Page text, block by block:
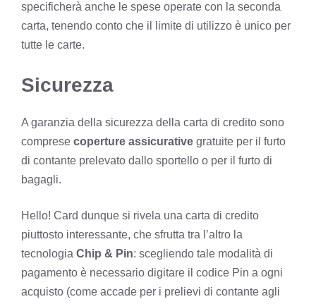
specificherà anche le spese operate con la seconda
carta, tenendo conto che il limite di utilizzo è unico per
tutte le carte.
Sicurezza
A garanzia della sicurezza della carta di credito sono
comprese coperture assicurative gratuite per il furto
di contante prelevato dallo sportello o per il furto di
bagagli.
Hello! Card dunque si rivela una carta di credito
piuttosto interessante, che sfrutta tra l’altro la
tecnologia Chip & Pin: scegliendo tale modalità di
pagamento è necessario digitare il codice Pin a ogni
acquisto (come accade per i prelievi di contante agli